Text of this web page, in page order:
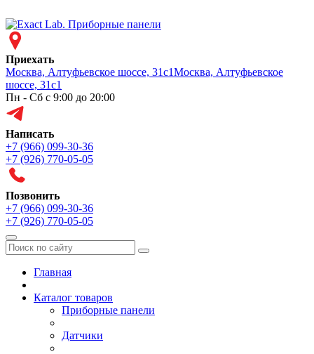
Приехать
Москва, Алтуфьевское шоссе, 31с1Москва, Алтуфьевское
шоссе, 31с1
Пн - Сб с 9:00 до 20:00
Написать
+7 (966) 099-30-36
+7 (926) 770-05-05
Позвонить
+7 (966) 099-30-36
+7 (926) 770-05-05
Меню
Главная
Каталог товаров
Приборные панели
Датчики